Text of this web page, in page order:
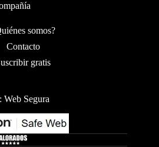
somos?
Contacto
gratis
Web Segura